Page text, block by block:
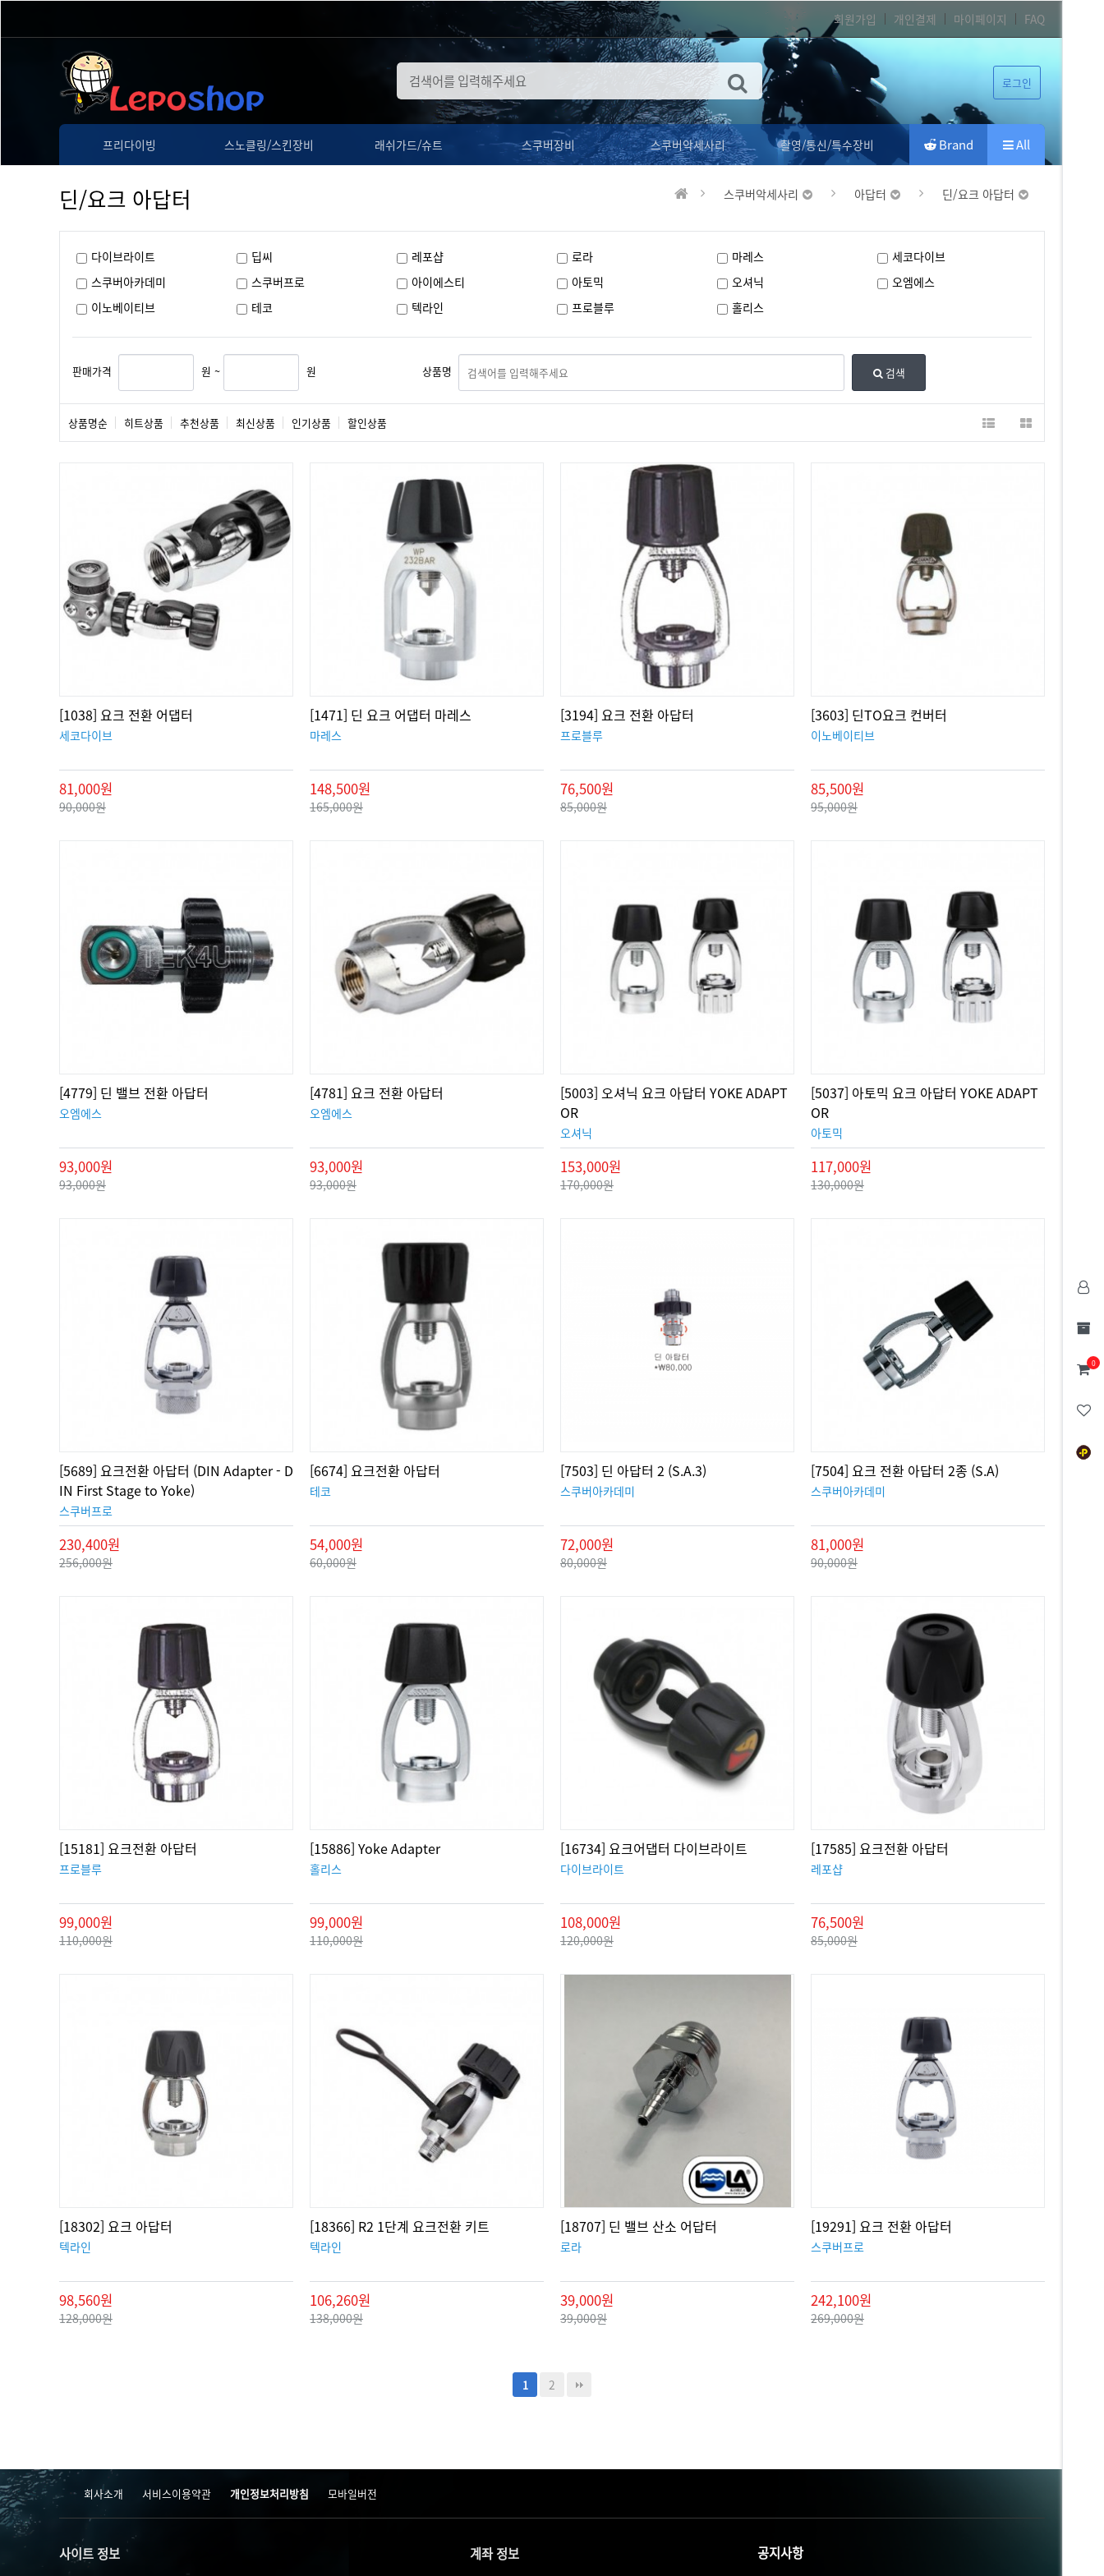
회원가입 개인결제 마이페이지 FAQ
로그인
All
Brand
프리다이빙 스노클링/스킨장비 래쉬가드/슈트 스쿠버장비 스쿠버악세사리 촬영/통신/특수장비
0
딘/요크 아답터 스쿠버악세사리 아답터 딘/요크 아답터
다이브라이트 딥씨 레포샵 로라 마레스
세코다이브
스쿠버아카데미
스쿠버프로 아이에스티 아토믹 오셔닉
오엠에스
이노베이티브
테코 텍라인 프로블루 홀리스
판매가격 원 ~ 원 상품명 검색
상품명순 히트상품 추천상품 최신상품 인기상품 할인상품
[1038] 요크 전환 어댑터
세코다이브
81,000원
90,000원
[1471] 딘 요크 어댑터 마레스
마레스
148,500원
165,000원
[3194] 요크 전환 아답터
프로블루
76,500원
85,000원
[3603] 딘TO요크 컨버터
이노베이티브
85,500원
95,000원
[4779] 딘 밸브 전환 아답터
오엠에스
93,000원
93,000원
[4781] 요크 전환 아답터
오엠에스
93,000원
93,000원
[5003] 오셔닉 요크 아답터 YOKE ADAPT
OR
오셔닉
153,000원
170,000원
[5037] 아토믹 요크 아답터 YOKE ADAPT
OR
아토믹
117,000원
130,000원
[5689] 요크전환 아답터 (DIN Adapter - D
IN First Stage to Yoke)
스쿠버프로
230,400원
256,000원
[6674] 요크전환 아답터
테코
54,000원
60,000원
[7503] 딘 아답터 2 (S.A.3)
스쿠버아카데미
72,000원
80,000원
[7504] 요크 전환 아답터 2종 (S.A)
스쿠버아카데미
81,000원
90,000원
[15181] 요크전환 아답터
프로블루
99,000원
110,000원
[15886] Yoke Adapter
홀리스
99,000원
110,000원
[16734] 요크어댑터 다이브라이트
다이브라이트
108,000원
120,000원
[17585] 요크전환 아답터
레포샵
76,500원
85,000원
[18302] 요크 아답터
텍라인
98,560원
128,000원
[18366] R2 1단계 요크전환 키트
텍라인
106,260원
138,000원
[18707] 딘 밸브 산소 어답터
로라
39,000원
39,000원
[19291] 요크 전환 아답터
스쿠버프로
242,100원
269,000원
1 2
회사소개 서비스이용약관 개인정보처리방침 모바일버전
사이트 정보 계좌 정보 공지사항